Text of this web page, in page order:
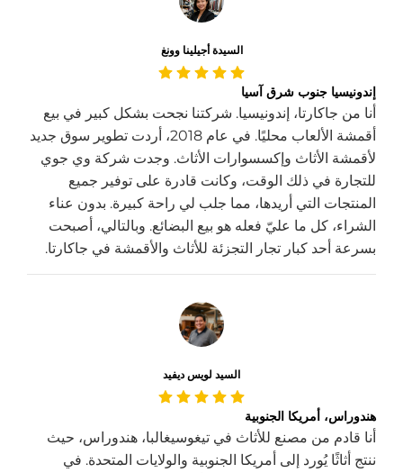
السيدة أجيلينا وونغ
إندونيسيا جنوب شرق آسيا
أنا من جاكارتا، إندونيسيا. شركتنا نجحت بشكل كبير في بيع
أقمشة الألعاب محليًا. في عام 2018، أردت تطوير سوق جديد
لأقمشة الأثاث وإكسسوارات الأثاث. وجدت شركة وي جوي
للتجارة في ذلك الوقت، وكانت قادرة على توفير جميع
المنتجات التي أريدها، مما جلب لي راحة كبيرة. بدون عناء
الشراء، كل ما عليّ فعله هو بيع البضائع. وبالتالي، أصبحت
بسرعة أحد كبار تجار التجزئة للأثاث والأقمشة في جاكارتا.
السيد لويس ديفيد
هندوراس، أمريكا الجنوبية
أنا قادم من مصنع للأثاث في تيغوسيغالبا، هندوراس، حيث
ننتج أثاثًا يُورد إلى أمريكا الجنوبية والولايات المتحدة. في